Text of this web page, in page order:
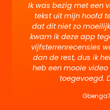
Ik was bezig met een
tekst uit mijn hoofd
dat dit niet zo
kwam ik deze app
vijfsterrenrecensies
dan de rest, dus ik
heb een mooie
toegevoegd.